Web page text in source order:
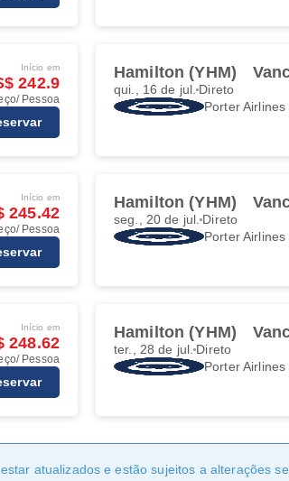
Início em
242.9
Pessoa
Hamilton (YHM)
qui., 16 de jul. Direto
Porter Airlines
Início em
245.42
Pessoa
Hamilton (YHM)
seg., 20 de jul. Direto
Porter Airlines
Início em
248.62
Pessoa
Hamilton (YHM)
ter., 28 de jul. Direto
Porter Airlines
atualizados e estão sujeitos a alterações